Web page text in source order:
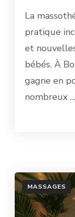
La
pratique
et
bébés. À
gagne en
nombreux …
MASSAGES